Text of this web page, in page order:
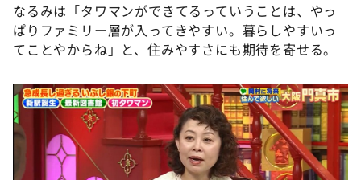
なるみは「タワマンができてるっていうことは、やっ
ぱりファミリー層が入ってきやすい。暮らしやすいっ
てことやからね」と、住みやすさにも期待を寄せる。